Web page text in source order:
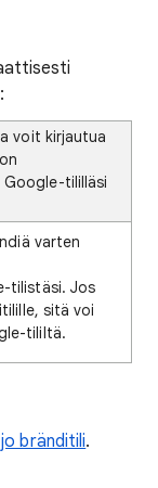
voit kirjautua
tililläsi
varten
tilistäsi. Jos
sitä voi
tililtä.
bränditili.